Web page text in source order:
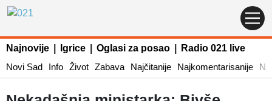
Najnovije Igrice Oglasi za posao
Radio 021 live
Novi Sad
Info Život Zabava Najčitanije Najkomentarisanije